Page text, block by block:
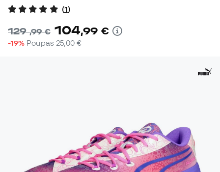
(1)
129,99 € 104,99 €
-19% Poupas 25,00 €